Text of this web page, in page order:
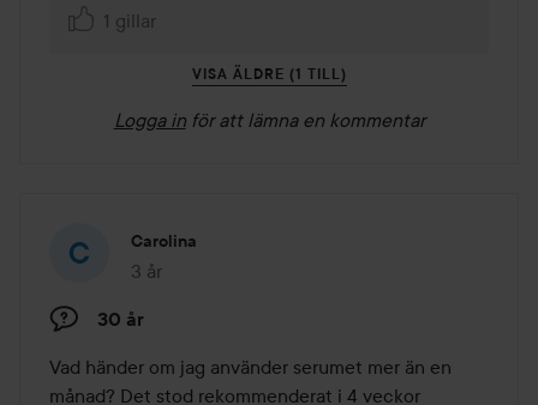
1 gillar
VISA ÄLDRE (1 TILL)
Logga in för att lämna en kommentar
Carolina
3 år
Inlägget skapades 3 år
30 år
Vad händer om jag använder serumet mer än en
månad? Det stod rekommenderat i 4 veckor